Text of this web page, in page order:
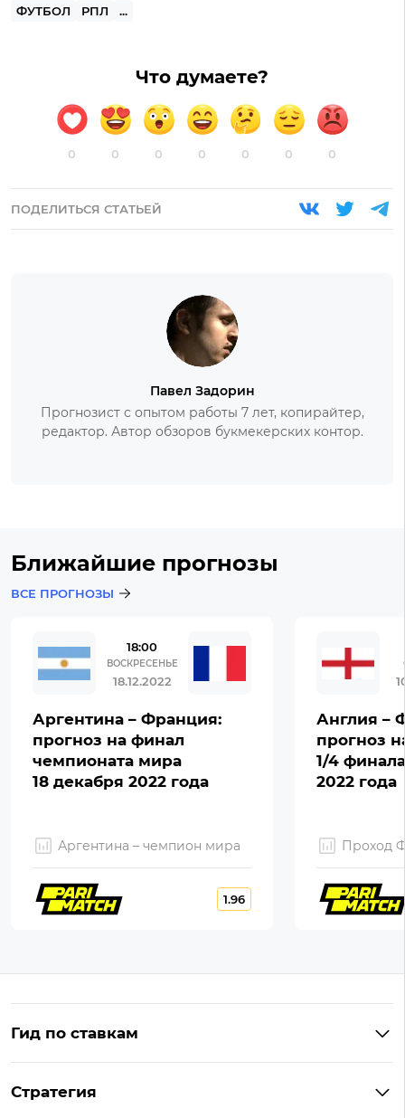
ФУТБОЛ РПЛ ...
Что думаете?
0 0 0 0 0 0 0
ПОДЕЛИТЬСЯ СТАТЬЕЙ
Павел Задорин
Прогнозист с опытом работы 7 лет, копирайтер,
редактор. Автор обзоров букмекерских контор.
Ближайшие прогнозы
ВСЕ ПРОГНОЗЫ
18:00
ВОСКРЕСЕНЬЕ
18.12.2022
Аргентина – Франция:
прогноз на финал
чемпионата мира
18 декабря 2022 года
Аргентина – чемпион мира
1.96
Англия –
прогноз
1/4
2022 года
Проход
Гид по ставкам
Что значит «чет» и «нечет»
Стратегия